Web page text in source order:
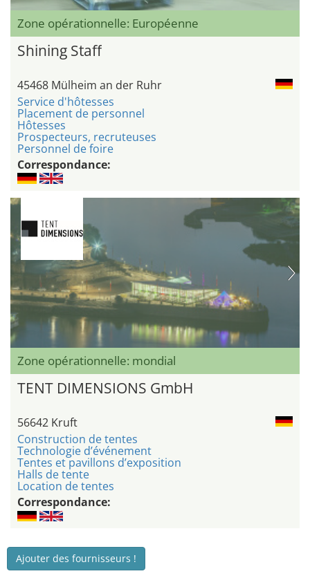
Zone opérationnelle: Européenne
Shining Staff
45468 Mülheim an der Ruhr
Service d'hôtesses
Placement de personnel
Hôtesses
Prospecteurs, recruteuses
Personnel de foire
Correspondance:
Zone opérationnelle: mondial
TENT DIMENSIONS GmbH
56642 Kruft
Construction de tentes
Technologie d’événement
Tentes et pavillons d’exposition
Halls de tente
Location de tentes
Correspondance:
Ajouter des fournisseurs !